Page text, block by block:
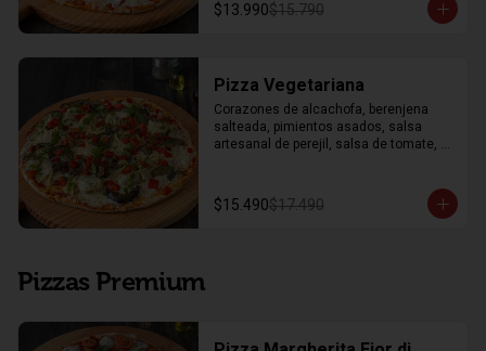
$13.990$15.790
Pizza Vegetariana
Corazones de alcachofa, berenjena
salteada, pimientos asados, salsa
artesanal de perejil, salsa de tomate,
$15.490$17.490
Pizzas Premium